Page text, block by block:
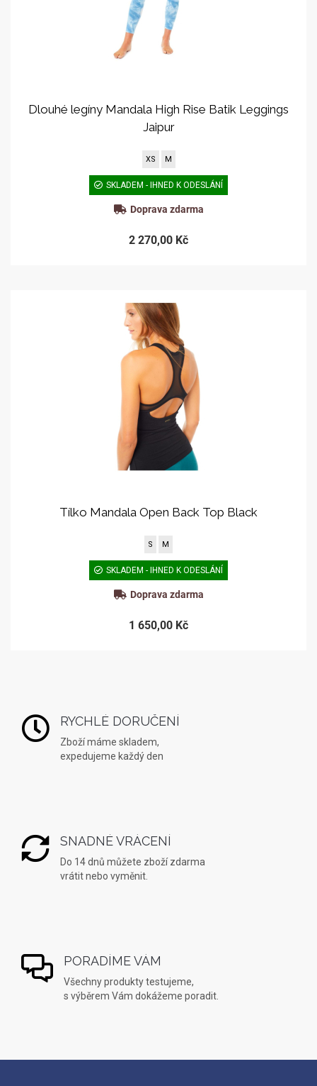
Dlouhé legíny Mandala High Rise Batik Leggings
Jaipur
XS M
SKLADEM - IHNED K ODESLÁNÍ
Doprava zdarma
2 270,00 Kč
Tílko Mandala Open Back Top Black
S M
SKLADEM - IHNED K ODESLÁNÍ
Doprava zdarma
1 650,00 Kč
RYCHLÉ DORUČENÍ
Zboží máme skladem,
expedujeme každý den
SNADNÉ VRÁCENÍ
Do 14 dnů můžete zboží zdarma
vrátit nebo vyměnit.
PORADÍME VÁM
Všechny produkty testujeme,
s výběrem Vám dokážeme poradit.